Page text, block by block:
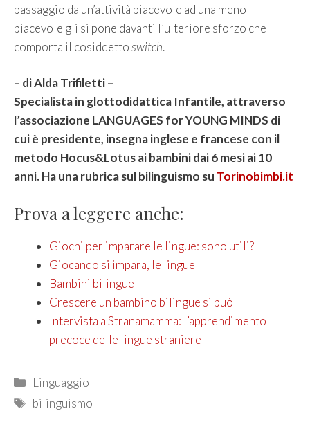
passaggio da un’attività piacevole ad una meno
piacevole gli si pone davanti l’ulteriore sforzo che
comporta il cosiddettoswitch.
– di Alda Trifiletti –
Specialista in glottodidattica Infantile, attraverso
l’associazione LANGUAGES for YOUNG MINDS di
cui è presidente, insegna inglese e francese con il
metodo Hocus&Lotus ai bambini dai 6 mesi ai 10
anni. Ha una rubrica sul bilinguismo su Torinobimbi.it
Prova a leggere anche:
Giochi per imparare le lingue: sono utili?
Giocando si impara, le lingue
Bambini bilingue
Crescere un bambino bilingue si può
Intervista a Stranamamma: l’apprendimento
precoce delle lingue straniere
Categories
Linguaggio
Tags
bilinguismo